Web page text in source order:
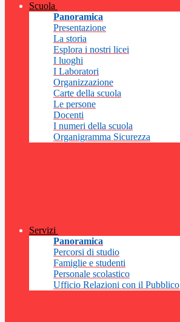
Scuola
Panoramica
Presentazione
La storia
Esplora i nostri licei
I luoghi
I Laboratori
Organizzazione
Carte della scuola
Le persone
Docenti
I numeri della scuola
Organigramma Sicurezza
Servizi
Panoramica
Percorsi di studio
Famiglie e studenti
Personale scolastico
Ufficio Relazioni con il Pubblico